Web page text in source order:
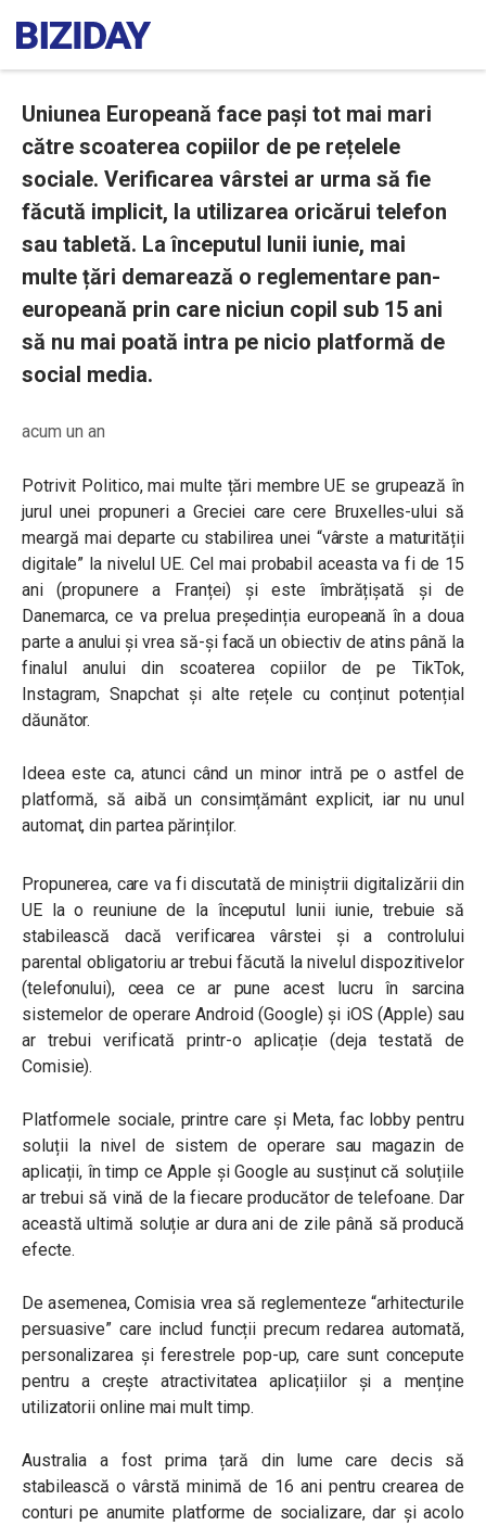
Uniunea Europeană face pași tot mai mari
către scoaterea copiilor de pe rețelele
sociale. Verificarea vârstei ar urma să fie
făcută implicit, la utilizarea oricărui telefon
sau tabletă. La începutul lunii iunie, mai
multe țări demarează o reglementare pan-
europeană prin care niciun copil sub 15 ani
să nu mai poată intra pe nicio platformă de
social media.
acum un an
Potrivit Politico, mai multe țări membre UE se grupează în
jurul unei propuneri a Greciei care cere Bruxelles-ului să
meargă mai departe cu stabilirea unei “vârste a maturității
digitale” la nivelul UE. Cel mai probabil aceasta va fi de 15
ani (propunere a Franței) și este îmbrățișată și de
Danemarca, ce va prelua președinția europeană în a doua
parte a anului și vrea să-și facă un obiectiv de atins până la
finalul anului din scoaterea copiilor de pe TikTok,
Instagram, Snapchat și alte rețele cu conținut potențial
dăunător.
Ideea este ca, atunci când un minor intră pe o astfel de
platformă, să aibă un consimțământ explicit, iar nu unul
automat, din partea părinților.
Propunerea, care va fi discutată de miniștrii digitalizării din
UE la o reuniune de la începutul lunii iunie, trebuie să
stabilească dacă verificarea vârstei și a controlului
parental obligatoriu ar trebui făcută la nivelul dispozitivelor
(telefonului), ceea ce ar pune acest lucru în sarcina
sistemelor de operare Android (Google) și iOS (Apple) sau
ar trebui verificată printr-o aplicație (deja testată de
Comisie).
Platformele sociale, printre care și Meta, fac lobby pentru
soluții la nivel de sistem de operare sau magazin de
aplicații, în timp ce Apple și Google au susținut că soluțiile
ar trebui să vină de la fiecare producător de telefoane. Dar
această ultimă soluție ar dura ani de zile până să producă
efecte.
De asemenea, Comisia vrea să reglementeze “arhitecturile
persuasive” care includ funcții precum redarea automată,
personalizarea și ferestrele pop-up, care sunt concepute
pentru a crește atractivitatea aplicațiilor și a menține
utilizatorii online mai mult timp.
Australia a fost prima țară din lume care decis să
stabilească o vârstă minimă de 16 ani pentru crearea de
conturi pe anumite platforme de socializare, dar și acolo